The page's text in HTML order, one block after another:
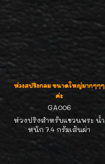
ห่วงสปริงกลม ขนาดใหญ่มากๆๆๆ
ค่ะ
GA006
ห่วงปริงสำหรับแขวนพระ น้ำ
หนัก 7.4 กรัมเส้นผ่า
ศูนย์กลางประมาณ 2.2 ซม.
สปริงแน่นมากค่ะ